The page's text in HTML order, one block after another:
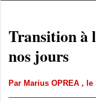
Transition à
nos jours
Par Marius OPREA , le